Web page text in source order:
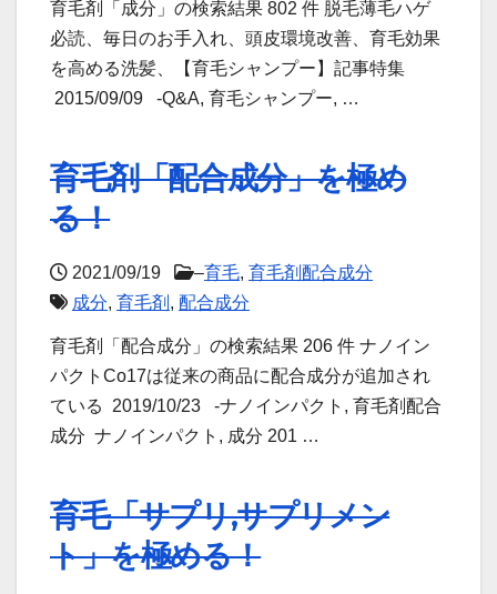
育毛剤「成分」の検索結果 802 件 脱毛薄毛ハゲ
必読、毎日のお手入れ、頭皮環境改善、育毛効果
を高める洗髪、【育毛シャンプー】記事特集
2015/09/09 -Q&A, 育毛シャンプー, …
育毛剤「配合成分」を極め
る！
2021/09/19 –育毛, 育毛剤配合成分
成分, 育毛剤 , 配合成分
育毛剤「配合成分」の検索結果 206 件 ナノイン
パクトCo17は従来の商品に配合成分が追加され
ている 2019/10/23 -ナノインパクト, 育毛剤配合
成分 ナノインパクト, 成分 201 …
育毛「サプリ,サプリメン
ト」を極める！